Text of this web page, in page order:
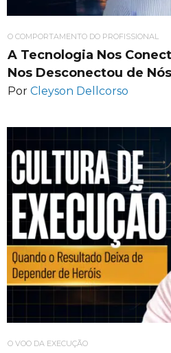
O COMPORTAMENTO DO PROFISSIONAL
A Tecnologia Nos
Nos Desconectou de
Por Cleyson Dellcorso
O VOO DA EXECUÇÃO